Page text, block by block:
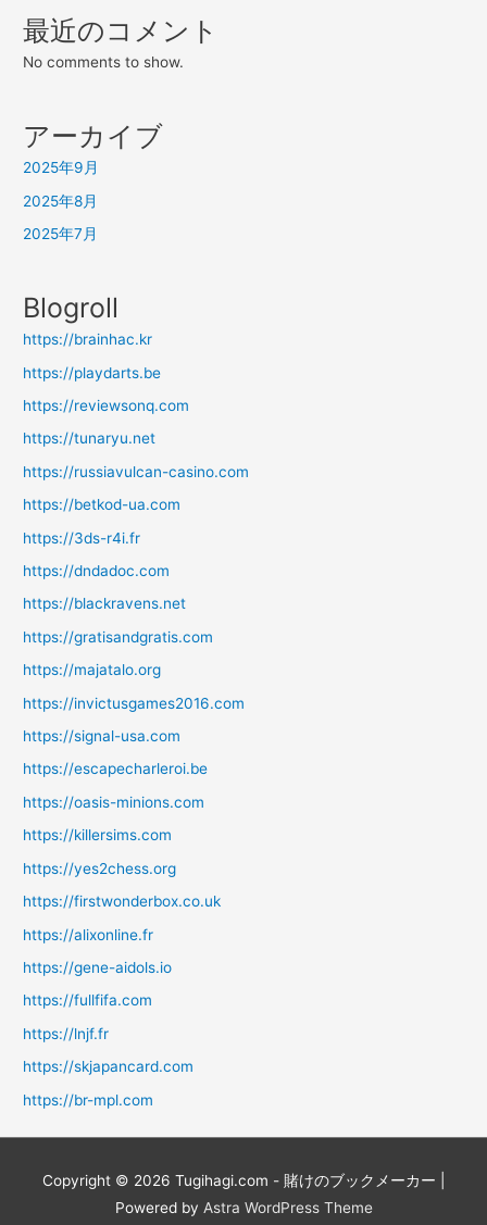
最近のコメント
No comments to show.
アーカイブ
2025年9月
2025年8月
2025年7月
Blogroll
https://brainhac.kr
https://playdarts.be
https://reviewsonq.com
https://tunaryu.net
https://russiavulcan-casino.com
https://betkod-ua.com
https://3ds-r4i.fr
https://dndadoc.com
https://blackravens.net
https://gratisandgratis.com
https://majatalo.org
https://invictusgames2016.com
https://signal-usa.com
https://escapecharleroi.be
https://oasis-minions.com
https://killersims.com
https://yes2chess.org
https://firstwonderbox.co.uk
https://alixonline.fr
https://gene-aidols.io
https://fullfifa.com
https://lnjf.fr
https://skjapancard.com
https://br-mpl.com
Copyright © 2026 Tugihagi.com - 賭けのブックメーカー
Powered by Astra WordPress Theme